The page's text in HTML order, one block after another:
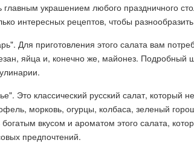
главным украшением любого праздничного
интересных рецептов, чтобы
Для приготовления этого салата вам
яйца и, конечно же, майонез. Подробный
Это классический русский салат, который
морковь, огурцы, колбаса, зеленый
вкусом и ароматом этого салата,
предпочтений.